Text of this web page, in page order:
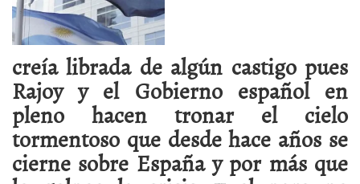
creía librada de algún castigo pues
Rajoy y el Gobierno español en
pleno hacen tronar el cielo
tormentoso que desde hace años se
cierne sobre España y por más que